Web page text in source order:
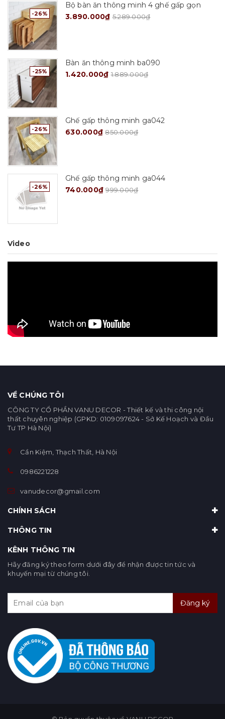
-26%
Bộ bàn ăn thông minh 4 ghế gấp gọn
3.890.000₫ 5.289.000₫
-25%
Bàn ăn thông minh ba090
1.420.000₫ 1.889.000₫
-26%
Ghế gấp thông minh ga042
630.000₫ 850.000₫
-26%
Ghế gấp thông minh ga044
740.000₫ 999.000₫
Video
VỀ CHÚNG TÔI
CÔNG TY CỔ PHẦN VANU DECOR - Thiết kế và thi công nội
thất chuyên nghiệp (GPKD: 0109097624 - Sở Kế Hoạch và Đầu
Tư TP Hà Nội)
Cần Kiệm, Thạch Thất, Hà Nội
0986221228
vanudecor@gmail.com
CHÍNH SÁCH
THÔNG TIN
KÊNH THÔNG TIN
Hãy đăng ký theo form dưới đây để nhận được tin tức và
khuyến mại từ chúng tôi.
Đăng ký